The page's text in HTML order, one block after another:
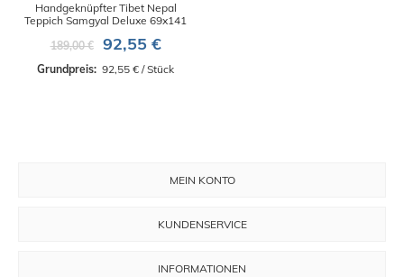
Handgeknüpfter Tibet Nepal
Teppich Samgyal Deluxe 69x141
189,00 €
92,55 €
Grundpreis: 92,55 € / Stück
MEIN KONTO
KUNDENSERVICE
INFORMATIONEN